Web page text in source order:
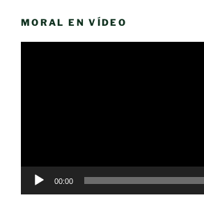
MORAL EN VÍDEO
00:00